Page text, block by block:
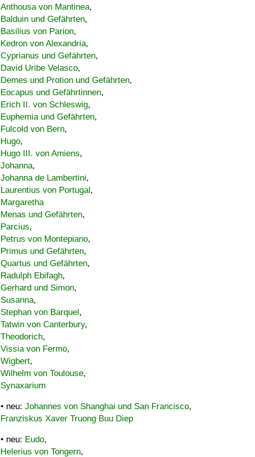
Anthousa von Mantinea,
Balduin und Gefährten,
Basilius von Parion,
Kedron von Alexandria,
Cyprianus und Gefährten,
David Uribe Velasco,
Demes und Protion und Gefährten,
Eocapus und Gefährtinnen,
Erich II. von Schleswig,
Euphemia und Gefährten,
Fulcold von Bern,
Hugo,
Hugo III. von Amiens,
Johanna,
Johanna de Lambertini,
Laurentius von Portugal,
Margaretha
Menas und Gefährten,
Parcius,
Petrus von Montepiano,
Primus und Gefährten,
Quartus und Gefährten,
Radulph Ebifagh,
Gerhard und Simon,
Susanna,
Stephan von Barquel,
Tatwin von Canterbury,
Theodorich,
Vissia von Fermo,
Wigbert,
Wilhelm von Toulouse,
Synaxarium
• neu: Johannes von Shanghai und San Francisco,
Franziskus Xaver Truong Buu Diep
• neu: Eudo,
Helerius von Tongern,